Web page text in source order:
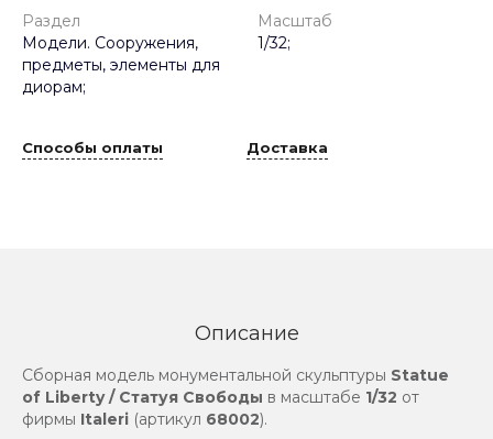
Раздел
Модели. Сооружения,
предметы, элементы для
диорам;
Масштаб
1/32;
Способы оплаты Доставка
Описание
Сборная модель монументальной скульптуры Statue
of Liberty / Статуя Свободы в масштабе 1/32 от
фирмы Italeri (артикул 68002).